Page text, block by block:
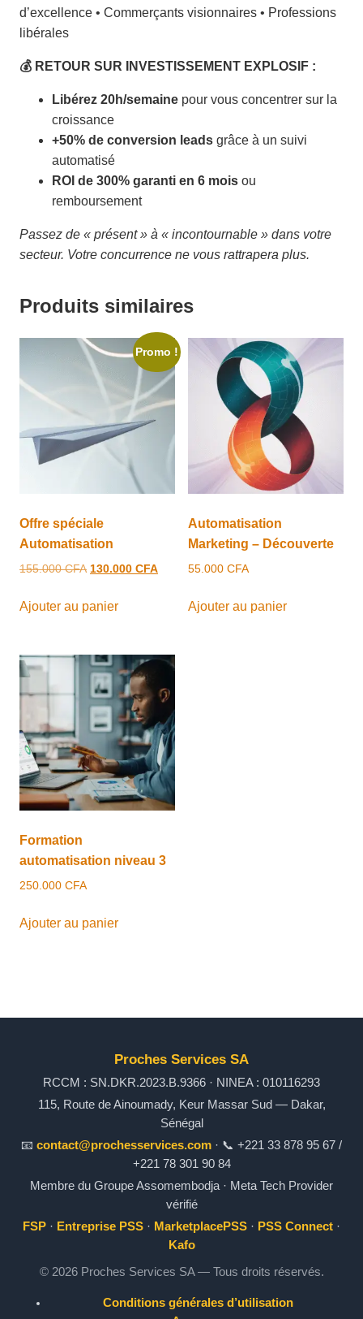
d’excellence • Commerçants visionnaires • Professions
libérales
💰 RETOUR SUR INVESTISSEMENT EXPLOSIF :
Libérez 20h/semaine pour vous concentrer sur la
croissance
+50% de conversion leads grâce à un suivi
automatisé
ROI de 300% garanti en 6 mois ou
remboursement
Passez de « présent » à « incontournable » dans votre
secteur. Votre concurrence ne vous rattrapera plus.
Produits similaires
Promo !
Offre spéciale
Automatisation
155.000CFA Le
initial
130.000 CFA
Ajouter au panier
Automatisation
Marketing – Découverte
55.000 CFA
Ajouter au panier
Formation
automatisation niveau 3
250.000 CFA
Ajouter au panier
Proches Services SA
RCCM : SN.DKR.2023.B.9366 · NINEA : 010116293
115, Route de Ainoumady, Keur Massar Sud — Dakar,
Sénégal
📧 contact@prochesservices.com · 📞 +221 33 878 95 67 /
+221 78 301 90 84
Membre du Groupe Assomembodja · Meta Tech Provider
vérifié
FSP · Entreprise PSS · MarketplacePSS · PSS Connect ·
Kafo
© 2026 Proches Services SA — Tous droits réservés.
Conditions générales d’utilisation